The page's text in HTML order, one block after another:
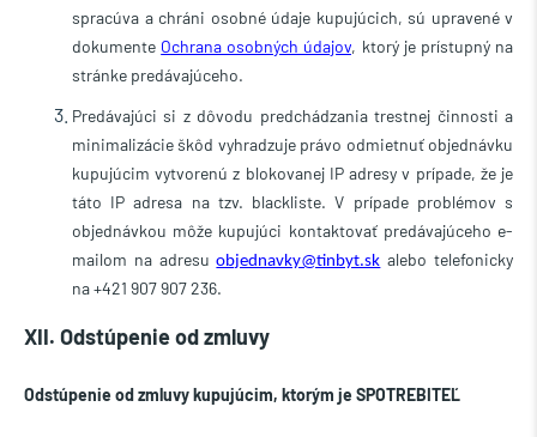
spracúva a chráni osobné údaje kupujúcich, sú upravené v
dokumente Ochrana osobných údajov, ktorý je prístupný na
stránke predávajúceho.
Predávajúci si z dôvodu predchádzania trestnej činnosti a
minimalizácie škôd vyhradzuje právo odmietnuť objednávku
kupujúcim vytvorenú z blokovanej IP adresy v prípade, že je
táto IP adresa na tzv. blackliste. V prípade problémov s
objednávkou môže kupujúci kontaktovať predávajúceho e-
mailom na adresuobjednavky@tinbyt.sk alebo telefonicky
na +421 907 907 236.
XII. Odstúpenie od zmluvy
Odstúpenie od zmluvy kupujúcim, ktorým je SPOTREBITEĽ